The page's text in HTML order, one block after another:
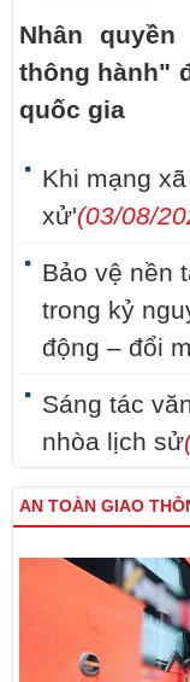
Nhân
thông hành"
quốc gia
Khi mạng
xử'(03/08/
Bảo vệ nền
trong kỷ
động – đổi
Sáng tác
nhòa lịch sử
AN TOÀN GIAO